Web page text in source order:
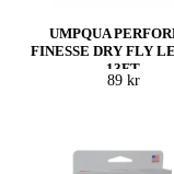
UMPQUA
FINESSE DRY FLY
13FT
89 kr